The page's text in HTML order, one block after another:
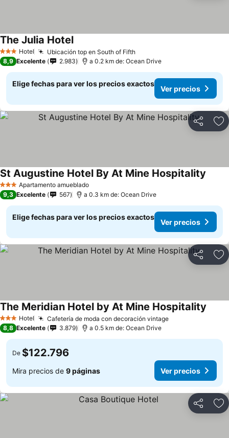
3 Estrellas
Hotel Ubicación top en South of Fifth
The Julia Hotel
8,9 Excelente 2.983 a 0.2 km de: Ocean Drive
Elige fechas para ver los precios exactos
Ver precios
Compartir
3 EstrellasApartamento amueblado
St Augustine Hotel By At Mine Hospitality
9,3 Excelente 567 a 0.3 km de: Ocean Drive
Elige fechas para ver los precios exactos
Ver precios
Compartir
3 Estrellas
Hotel Cafetería de moda con decoración vintage
The Meridian Hotel by At Mine Hospitality
8,8 Excelente 3.879 a 0.5 km de: Ocean Drive
De $122.796
Mira precios de 9 páginas Ver precios
Compartir